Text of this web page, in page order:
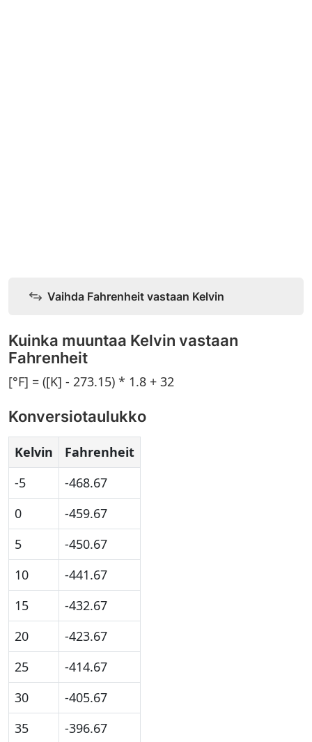
Vaihda Fahrenheit vastaan Kelvin
Kuinka muuntaa Kelvin vastaan
Fahrenheit
[°F] = ([K] - 273.15) * 1.8 + 32
Konversiotaulukko
Kelvin
Fahrenheit
-5
-468.67
0
-459.67
5
-450.67
10
-441.67
15
-432.67
20
-423.67
25
-414.67
30
-405.67
35
-396.67